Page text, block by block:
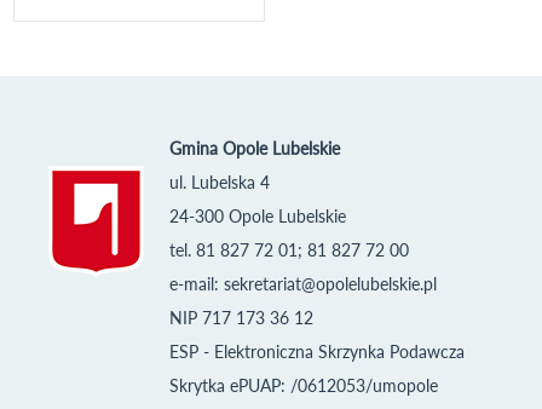
Gmina Opole Lubelskie
ul. Lubelska 4
24-300 Opole Lubelskie
tel. 81 827 72 01; 81 827 72 00
e-mail: sekretariat@opolelubelskie.pl
NIP 717 173 36 12
ESP - Elektroniczna Skrzynka Podawcza
Skrytka ePUAP: /0612053/umopole